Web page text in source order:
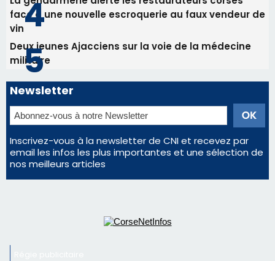
Inscrivez-vous à la newsletter de CNI et recevez par
nos meilleurs articles
Régie publicitaire
Mentions légales
Nous contacter